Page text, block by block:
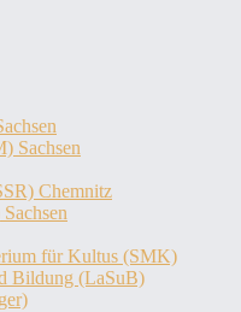
Sachsen
Chemnitz
für Kultus (SMK)
Bildung (LaSuB)